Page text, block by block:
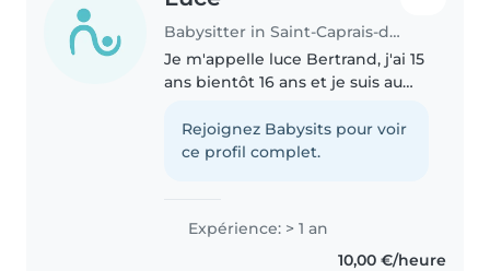
Babysitter in Saint-Caprais-de-Bordeaux
Je m'appelle luce Bertrand, j'ai 15
ans bientôt 16 ans et je suis au
Je peux faire du baby-sitting
près de tout comme près de
Rejoignez Babysits pour voir
ce profil complet.
Expérience: > 1 an
10,00 €/heure